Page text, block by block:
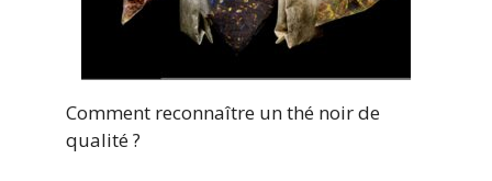
Comment reconnaître un thé noir de
qualité ?